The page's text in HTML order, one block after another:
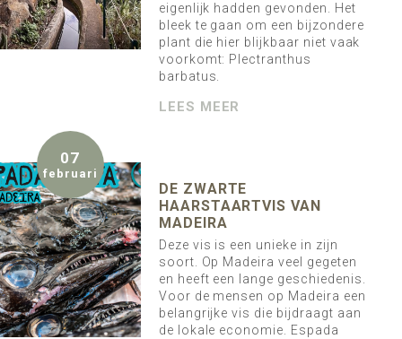
eigenlijk hadden gevonden. Het
bleek te gaan om een bijzondere
plant die hier blijkbaar niet vaak
voorkomt: Plectranthus
barbatus.
LEES MEER
07
februari
DE ZWARTE
HAARSTAARTVIS VAN
MADEIRA
Deze vis is een unieke in zijn
soort. Op Madeira veel gegeten
en heeft een lange geschiedenis.
Voor de mensen op Madeira een
belangrijke vis die bijdraagt aan
de lokale economie. Espada